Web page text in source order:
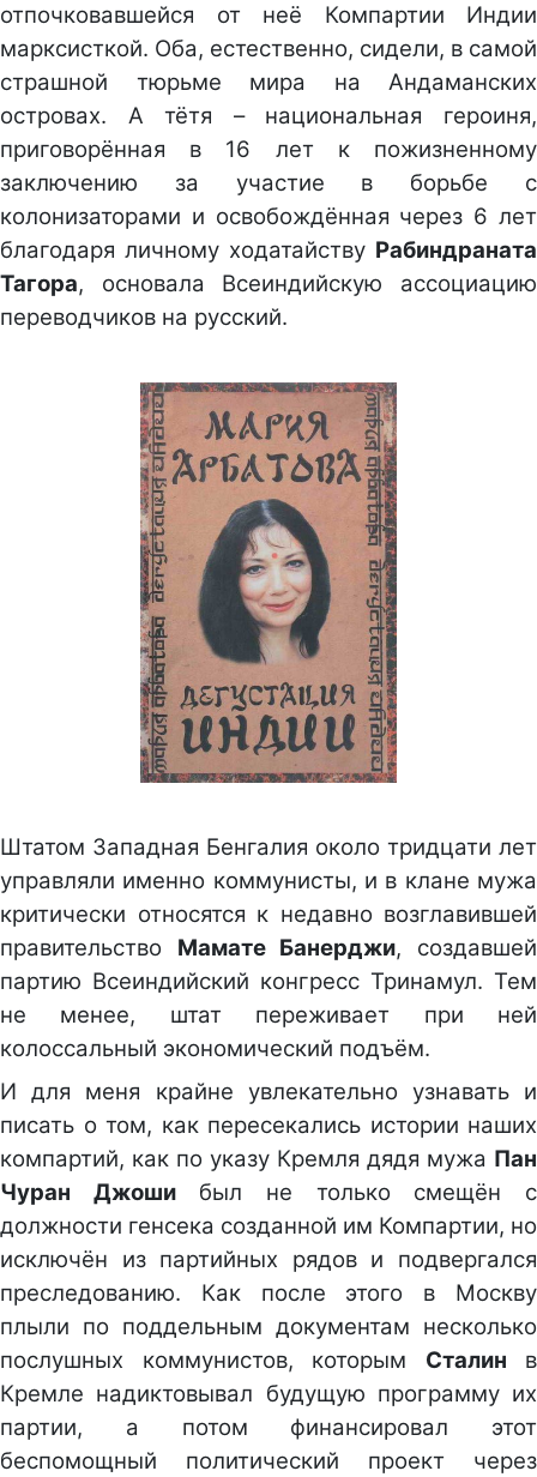
отпочковавшейся от неё Компартии Индии
марксисткой. Оба, естественно, сидели, в самой
страшной тюрьме мира на Андаманских
островах. А тётя – национальная героиня,
приговорённая в 16 лет к пожизненному
заключению за участие в борьбе с
колонизаторами и освобождённая через 6 лет
благодаря личному ходатайству Рабиндраната
Тагора, основала Всеиндийскую ассоциацию
переводчиков на русский.
Штатом Западная Бенгалия около тридцати лет
управляли именно коммунисты, и в клане мужа
критически относятся к недавно возглавившей
правительство Мамате Банерджи, создавшей
партию Всеиндийский конгресс Тринамул. Тем
не менее, штат переживает при ней
колоссальный экономический подъём.
И для меня крайне увлекательно узнавать и
писать о том, как пересекались истории наших
компартий, как по указу Кремля дядя мужа Пан
Чуран Джошибыл не только смещён с
должности генсека созданной им Компартии, но
исключён из партийных рядов и подвергался
преследованию. Как после этого в Москву
плыли по поддельным документам несколько
послушных коммунистов, которым Сталин в
Кремле надиктовывал будущую программу их
партии, а потом финансировал этот
беспомощный политический проект через